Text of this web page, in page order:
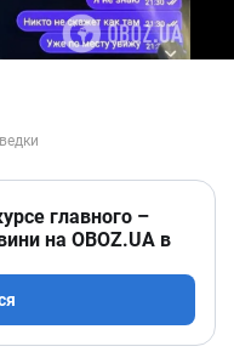
главного –
на OBOZ.UA в